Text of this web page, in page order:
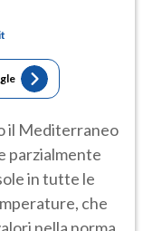
il Mediterraneo
parzialmente
in tutte le
che